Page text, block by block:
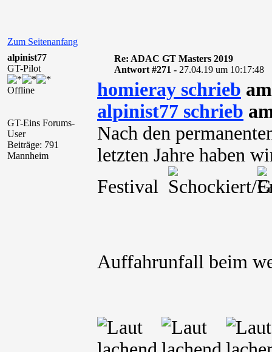
Zum Seitenanfang
alpinist77
GT-Pilot
Offline
GT-Eins Forums-
User
Beiträge: 791
Mannheim
Re: ADAC GT Masters 2019
Antwort #271 - 27.04.19 um 10:17:48
homieray schrieb
alpinist77 schrieb
Nach den
letzten Jahre haben
Festival
Auffahrunfall beim